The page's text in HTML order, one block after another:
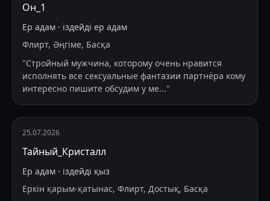
Он_1
Ер адам · іздейді ер адам
Флирт, Әңгіме, Басқа
"Стройный мужчина, которому очень нравится
исполнять все сексуальные фантазии партнёра кому
интересно пишите обсудим у ме..."
25.07.2026
Тайный_Кристалл
Ер адам · іздейді қыз
Еркін қарым-қатынас, Флирт, Достық, Басқа